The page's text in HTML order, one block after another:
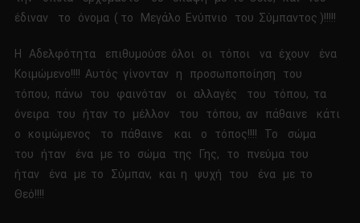
έδιναν το όνομα ( το Μεγάλο Ενύπνιο του Σύμπαντος )!!!!!
Η Αδελφότητα επιθυμούσε όλοι οι τόποι να έχουν ένα
Κοιμώμενο!!!! Αυτός γίνονταν η προσωποποίηση του
τόπου, πάνω του φαινόταν οι αλλαγές του τόπου, τα
όνειρα του ήταν το μέλλον του τόπου, αν πάθαινε κάτι
ο κοιμώμενος το πάθαινε και ο τόπος!!!! Το σώμα
του ήταν ένα με το σώμα της Γης, το πνεύμα του
ήταν ένα με το Σύμπαν, και η ψυχή του ένα με το
Θεό!!!!